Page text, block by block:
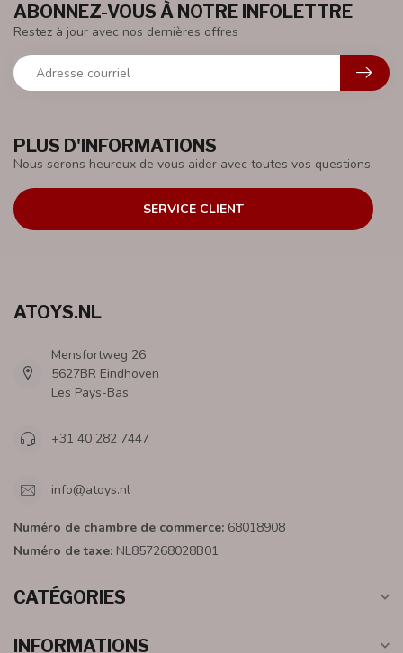
PLUS D'INFORMATIONS
Nous serons heureux de vous aider avec toutes vos questions.
SERVICE CLIENT
ABONNEZ-VOUS À NOTRE INFOLETTRE
Restez à jour avec nos dernières offres
ATOYS.NL
Mensfortweg 26
5627BR Eindhoven
Les Pays-Bas
+31 40 282 7447
info@atoys.nl
Numéro de chambre de commerce: 68018908
Numéro de taxe: NL857268028B01
CATÉGORIES
INFORMATIONS